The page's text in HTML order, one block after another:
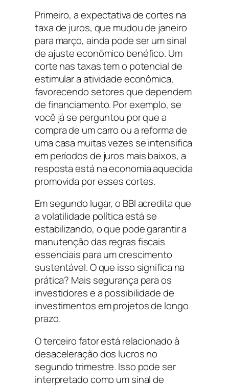
Primeiro, a expectativa de cortes na
taxa de juros, que mudou de janeiro
para março, ainda pode ser um sinal
de ajuste econômico benéfico. Um
corte nas taxas tem o potencial de
estimular a atividade econômica,
favorecendo setores que dependem
de financiamento. Por exemplo, se
você já se perguntou por que a
compra de um carro ou a reforma de
uma casa muitas vezes se intensifica
em períodos de juros mais baixos, a
resposta está na economia aquecida
promovida por esses cortes.
Em segundo lugar, o BBI acredita que
a volatilidade política está se
estabilizando, o que pode garantir a
manutenção das regras fiscais
essenciais para um crescimento
sustentável. O que isso significa na
prática? Mais segurança para os
investidores e a possibilidade de
investimentos em projetos de longo
prazo.
O terceiro fator está relacionado à
desaceleração dos lucros no
segundo trimestre. Isso pode ser
interpretado como um sinal de